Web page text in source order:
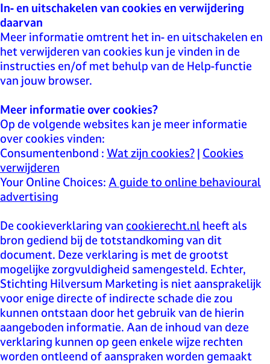
In- en uitschakelen van cookies en verwijdering
daarvan
Meer informatie omtrent het in- en uitschakelen en
het verwijderen van cookies kun je vinden in de
instructies en/of met behulp van de Help-functie
van jouw browser.
Meer informatie over cookies?
Op de volgende websites kan je meer informatie
over cookies vinden:
Consumentenbond : Wat zijn cookies? | Cookies
verwijderen
Your Online Choices: A guide to online behavioural
advertising
De cookieverklaring van cookierecht.nl heeft als
bron gediend bij de totstandkoming van dit
document. Deze verklaring is met de grootst
mogelijke zorgvuldigheid samengesteld. Echter,
Stichting Hilversum Marketing is niet aansprakelijk
voor enige directe of indirecte schade die zou
kunnen ontstaan door het gebruik van de hierin
aangeboden informatie. Aan de inhoud van deze
verklaring kunnen op geen enkele wijze rechten
worden ontleend of aanspraken worden gemaakt